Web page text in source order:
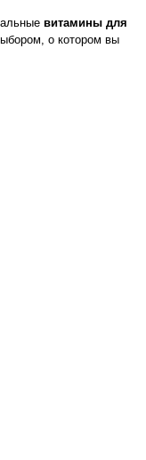
витамины для
о котором вы